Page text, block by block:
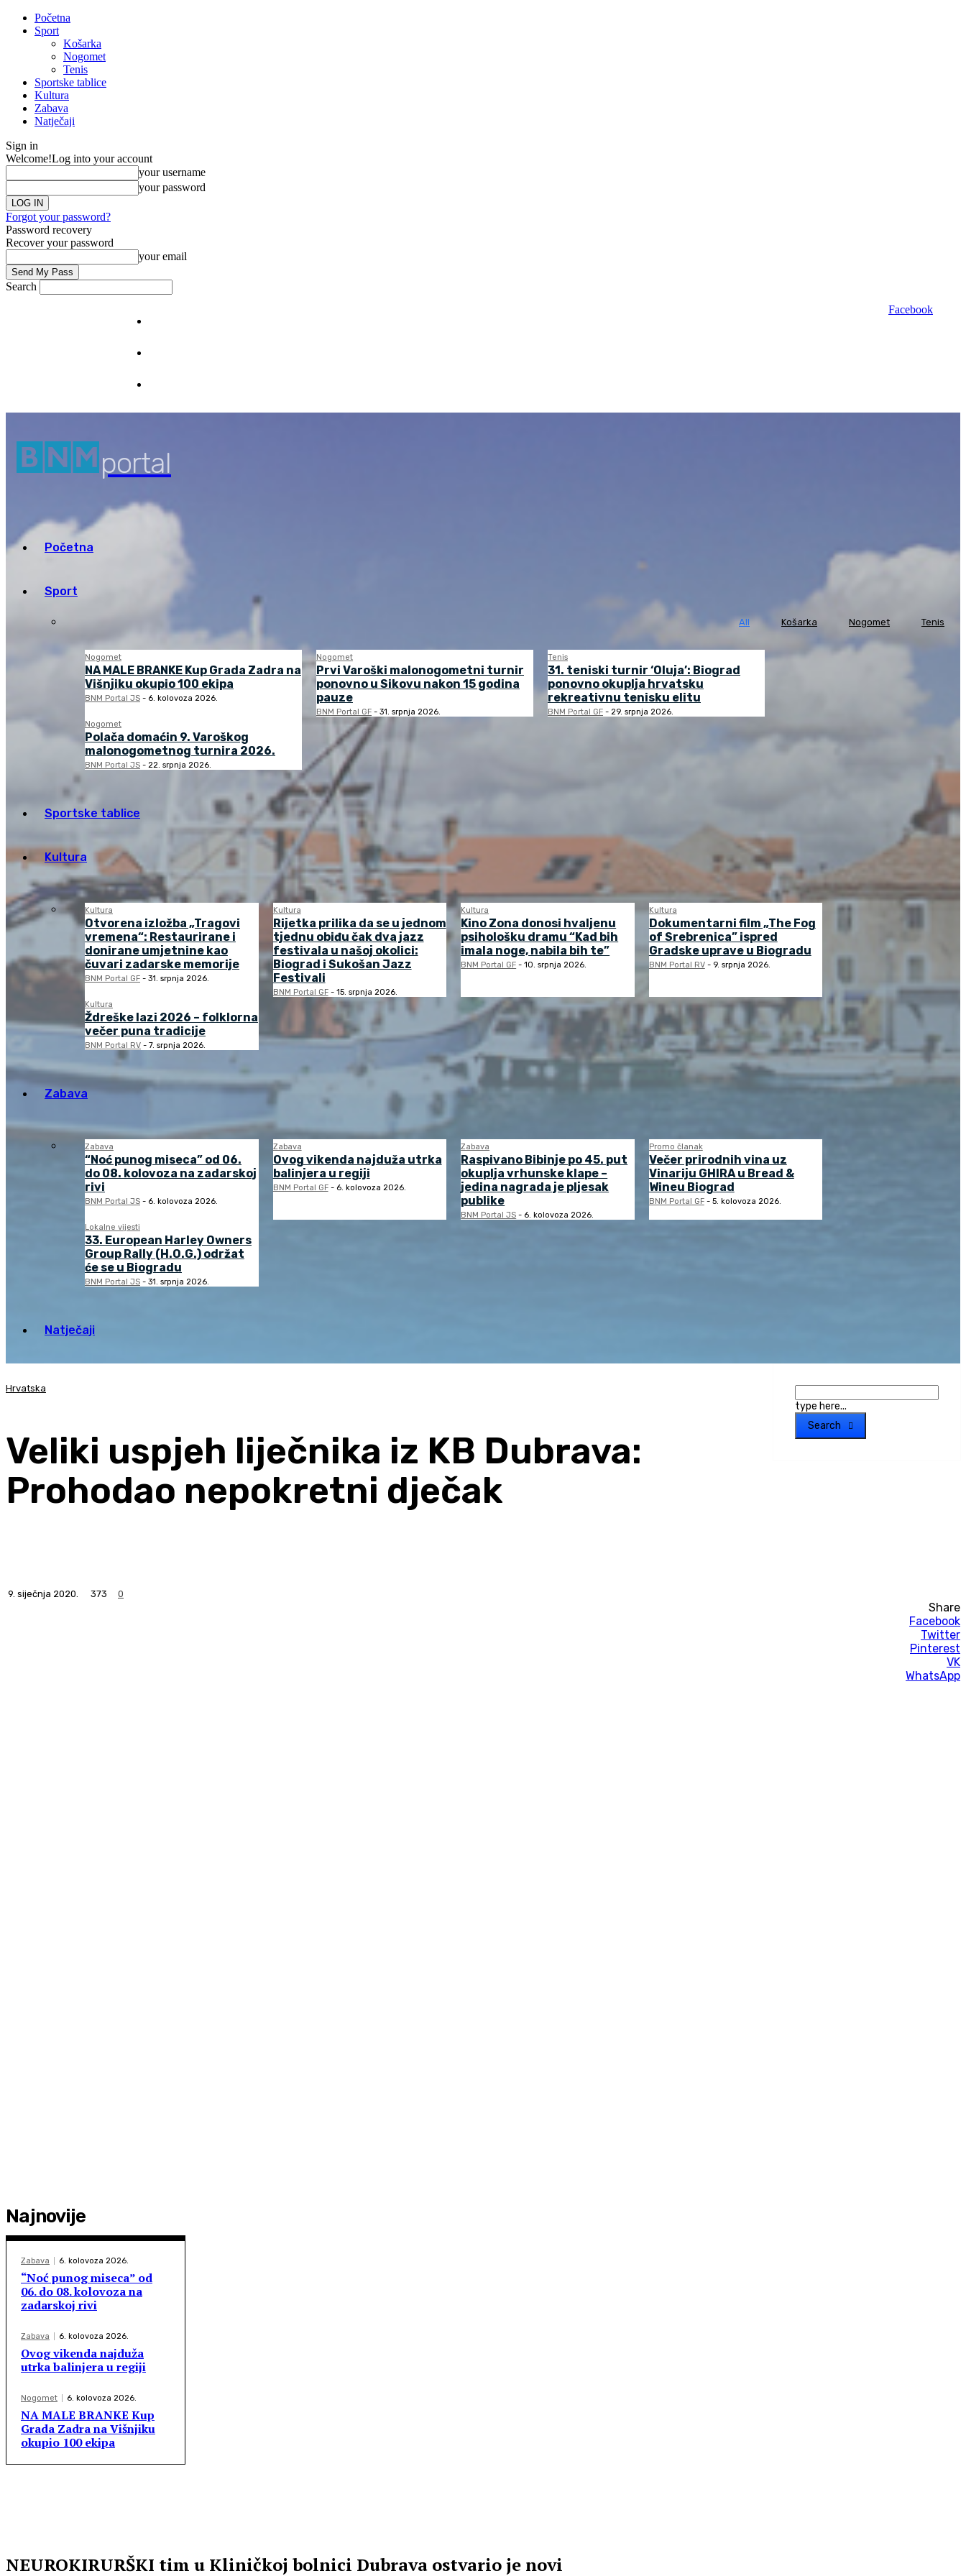
Početna
Sport
Košarka
Nogomet
Tenis
Sportske tablice
Kultura
Zabava
Natječaji
Sign in
Welcome!Log into your account
your username
your password
Forgot your password?
Password recovery
Recover your password
your email
Search
Facebook
portal
Početna
Sport
All Košarka Nogomet Tenis
Nogomet
NA MALE BRANKE Kup Grada Zadra na
Višnjiku okupio 100 ekipa
BNM Portal JS - 6. kolovoza 2026.
Nogomet
Prvi Varoški malonogometni turnir
ponovno u Sikovu nakon 15 godina
pauze
BNM Portal GF - 31. srpnja 2026.
Tenis
31. teniski turnir ‘Oluja’: Biograd
ponovno okuplja hrvatsku
rekreativnu tenisku elitu
BNM Portal GF - 29. srpnja 2026.
Nogomet
Polača domaćin 9. Varoškog
malonogometnog turnira 2026.
BNM Portal JS - 22. srpnja 2026.
Sportske tablice
Kultura
Kultura
Otvorena izložba „Tragovi
vremena“: Restaurirane i
donirane umjetnine kao
čuvari zadarske memorije
BNM Portal GF - 31. srpnja 2026.
Kultura
Rijetka prilika da se u jednom
tjednu obiđu čak dva jazz
festivala u našoj okolici:
Biograd i Sukošan Jazz
Festivali
BNM Portal GF - 15. srpnja 2026.
Kultura
Kino Zona donosi hvaljenu
psihološku dramu “Kad bih
imala noge, nabila bih te”
BNM Portal GF - 10. srpnja 2026.
Kultura
Dokumentarni film „The Fog
of Srebrenica” ispred
Gradske uprave u Biogradu
BNM Portal RV - 9. srpnja 2026.
Kultura
Ždreške lazi 2026 – folklorna
večer puna tradicije
BNM Portal RV - 7. srpnja 2026.
Zabava
Zabava
“Noć punog miseca” od 06.
do 08. kolovoza na zadarskoj
rivi
BNM Portal JS - 6. kolovoza 2026.
Zabava
Ovog vikenda najduža utrka
balinjera u regiji
BNM Portal GF - 6. kolovoza 2026.
Zabava
Raspivano Bibinje po 45. put
okuplja vrhunske klape –
jedina nagrada je pljesak
publike
BNM Portal JS - 6. kolovoza 2026.
Promo članak
Večer prirodnih vina uz
Vinariju GHIRA u Bread &
Wineu Biograd
BNM Portal GF - 5. kolovoza 2026.
Lokalne vijesti
33. European Harley Owners
Group Rally (H.O.G.) održat
će se u Biogradu
BNM Portal JS - 31. srpnja 2026.
Natječaji
type here...
Search
Hrvatska
Veliki uspjeh liječnika iz KB Dubrava:
Prohodao nepokretni dječak
9. siječnja 2020. 373 0
Share
Facebook
Twitter
Pinterest
VK
WhatsApp
Najnovije
Zabava 6. kolovoza 2026.
“Noć punog miseca” od
06. do 08. kolovoza na
zadarskoj rivi
Zabava 6. kolovoza 2026.
Ovog vikenda najduža
utrka balinjera u regiji
Nogomet 6. kolovoza 2026.
NA MALE BRANKE Kup
Grada Zadra na Višnjiku
okupio 100 ekipa
NEUROKIRURŠKI tim u Kliničkoj bolnici Dubrava ostvario je novi